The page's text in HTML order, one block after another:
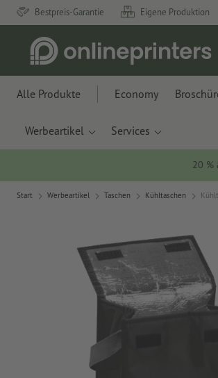
Bestpreis-Garantie Eigene Produktion
Alle Produkte Economy
Werbeartikel Services
20 %
Start Werbeartikel Taschen Kühltaschen